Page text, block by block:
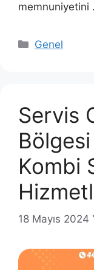
memnuniyetini
Kategoriler
Genel
Servis
Kombi
18 Mayıs 2024